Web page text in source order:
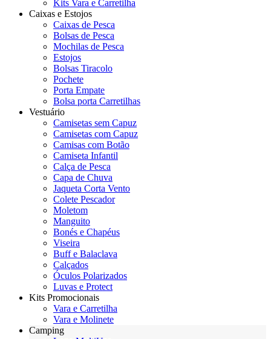
Kits Vara e Carretilha
Caixas e Estojos
Caixas de Pesca
Bolsas de Pesca
Mochilas de Pesca
Estojos
Bolsas Tiracolo
Pochete
Porta Empate
Bolsa porta Carretilhas
Vestuário
Camisetas sem Capuz
Camisetas com Capuz
Camisas com Botão
Camiseta Infantil
Calça de Pesca
Capa de Chuva
Jaqueta Corta Vento
Colete Pescador
Moletom
Manguito
Bonés e Chapéus
Viseira
Buff e Balaclava
Calçados
Óculos Polarizados
Luvas e Protect
Kits Promocionais
Vara e Carretilha
Vara e Molinete
Camping